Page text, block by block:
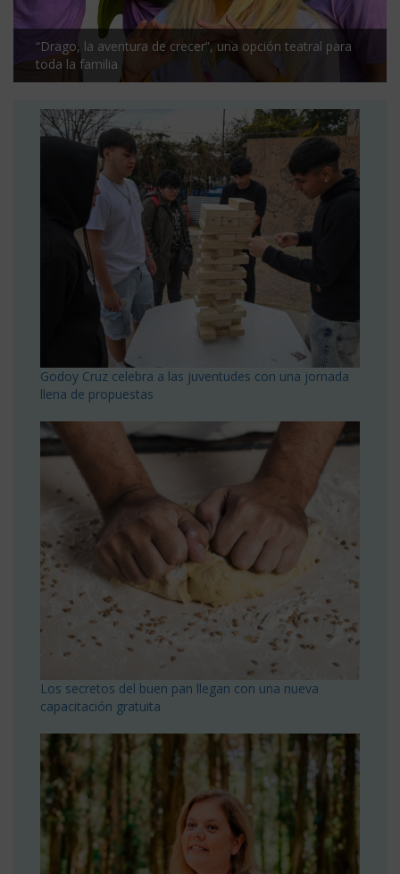
“Drago, la aventura de crecer”, una opción teatral para
toda la familia
Godoy Cruz celebra a las juventudes con una jornada
llena de propuestas
Los secretos del buen pan llegan con una nueva
capacitación gratuita